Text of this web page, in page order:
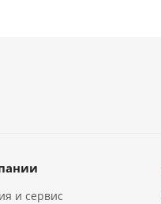
и сервис